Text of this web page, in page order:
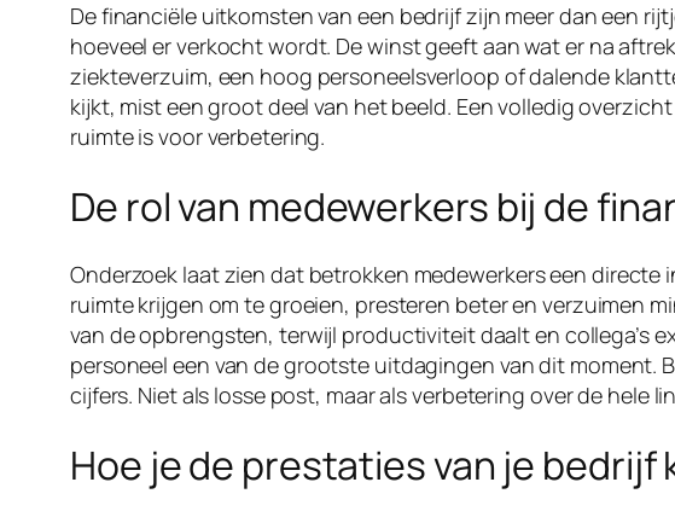
De financiële uitkomsten van een bedrijf zijn meer dan een
hoeveel er verkocht wordt. De winst geeft aan wat er na
ziekteverzuim, een hoog personeelsverloop of dalende
kijkt, mist een groot deel van het beeld. Een volledig
ruimte is voor verbetering.
De rol van medewerkers bij de
Onderzoek laat zien dat betrokken medewerkers een
ruimte krijgen om te groeien, presteren beter en verzuimen
van de opbrengsten, terwijl productiviteit daalt en collega’s
personeel een van de grootste uitdagingen van dit moment.
cijfers. Niet als losse post, maar als verbetering over de hele
Hoe je de prestaties van je